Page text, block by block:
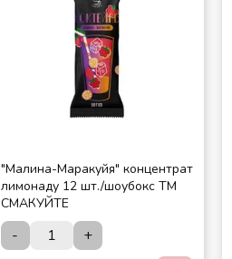
"Малина-Маракуйя" концентрат
лимонаду 12 шт./шоубокс ТМ
СМАКУЙТЕ
- +